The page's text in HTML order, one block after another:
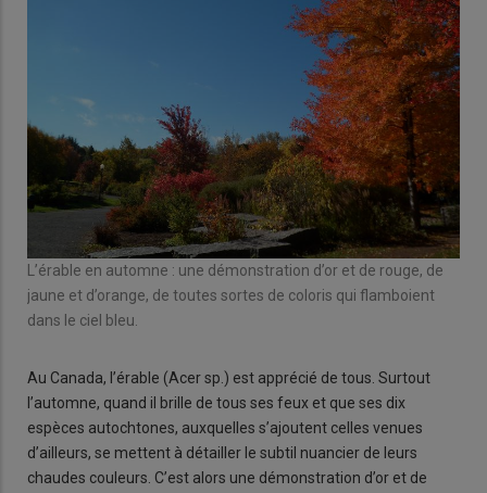
L’érable en automne : une démonstration d’or et de rouge, de
jaune et d’orange, de toutes sortes de coloris qui flamboient
dans le ciel bleu.
Au Canada, l’érable (Acer sp.) est apprécié de tous. Surtout
l’automne, quand il brille de tous ses feux et que ses dix
espèces autochtones, auxquelles s’ajoutent celles venues
d’ailleurs, se mettent à détailler le subtil nuancier de leurs
chaudes couleurs. C’est alors une démonstration d’or et de